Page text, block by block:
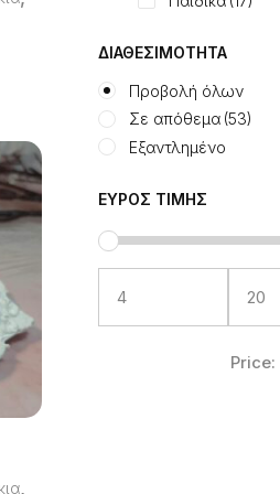
ΔΙΑΘΕΣΙΜΌΤΗΤΑ
Προβολή όλων
Σε απόθεμα (53)
Εξαντλημένο
ΕΎΡΟΣ ΤΙΜΉΣ
Price: